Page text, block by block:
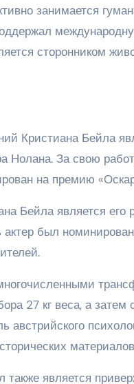
занимается
сторонником
Кристиана Бейла
За свою
на премию
Бейла является его
был
27 кг веса, а
также является